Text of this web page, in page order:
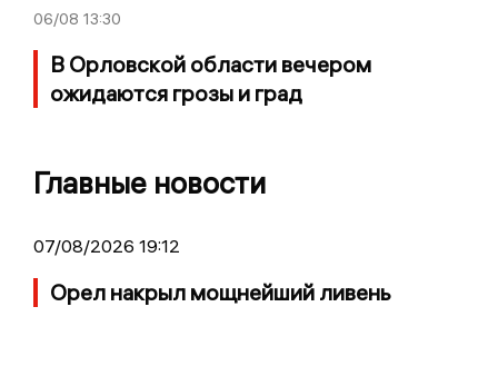
06/08 13:30
В Орловской области вечером
ожидаются грозы и град
Главные новости
07/08/2026 19:12
Орел накрыл мощнейший ливень